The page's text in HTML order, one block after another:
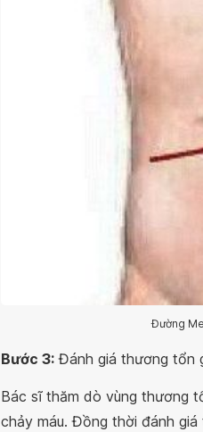
Đường
Bước 3: Đánh giá thương tổn
Bác sĩ thăm dò vùng thương
chảy máu. Đồng thời đánh